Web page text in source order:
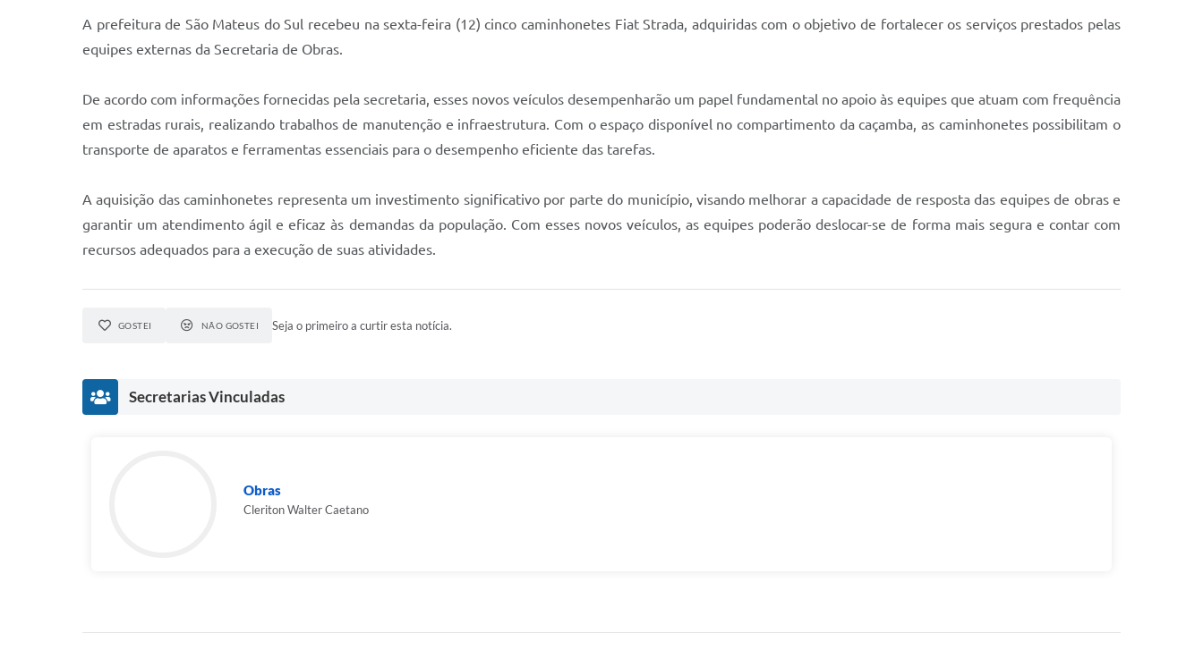
A prefeitura de São Mateus do Sul recebeu na sexta-feira (12) cinco caminhonetes Fiat Strada, adquiridas com o objetivo de fortalecer os serviços prestados pelas
equipes externas da Secretaria de Obras.
De acordo com informações fornecidas pela secretaria, esses novos veículos desempenharão um papel fundamental no apoio às equipes que atuam com frequência
em estradas rurais, realizando trabalhos de manutenção e infraestrutura. Com o espaço disponível no compartimento da caçamba, as caminhonetes possibilitam o
transporte de aparatos e ferramentas essenciais para o desempenho eficiente das tarefas.
A aquisição das caminhonetes representa um investimento significativo por parte do município, visando melhorar a capacidade de resposta das equipes de obras e
garantir um atendimento ágil e eficaz às demandas da população. Com esses novos veículos, as equipes poderão deslocar-se de forma mais segura e contar com
recursos adequados para a execução de suas atividades.
GOSTEI NÃO GOSTEI Seja o primeiro a curtir esta notícia.
Secretarias Vinculadas
Obras
Cleriton Walter Caetano